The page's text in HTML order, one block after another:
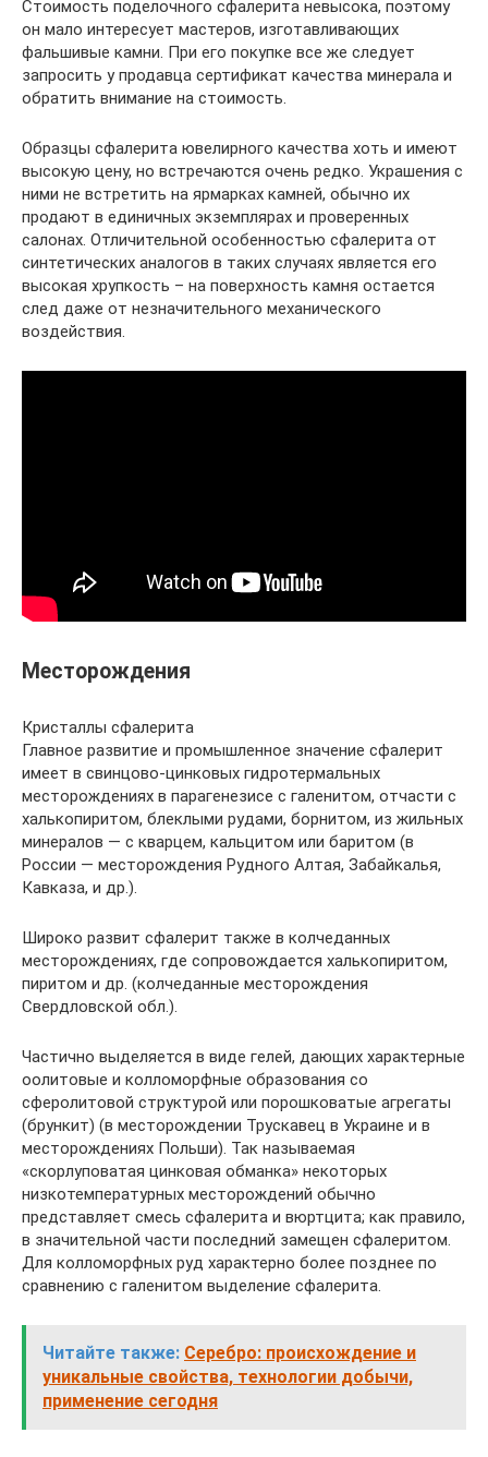
Стоимость поделочного сфалерита невысока, поэтому
он мало интересует мастеров, изготавливающих
фальшивые камни. При его покупке все же следует
запросить у продавца сертификат качества минерала и
обратить внимание на стоимость.
Образцы сфалерита ювелирного качества хоть и имеют
высокую цену, но встречаются очень редко. Украшения с
ними не встретить на ярмарках камней, обычно их
продают в единичных экземплярах и проверенных
салонах. Отличительной особенностью сфалерита от
синтетических аналогов в таких случаях является его
высокая хрупкость – на поверхность камня остается
след даже от незначительного механического
воздействия.
Месторождения
Кристаллы сфалерита
Главное развитие и промышленное значение сфалерит
имеет в свинцово-цинковых гидротермальных
месторождениях в парагенезисе с галенитом, отчасти с
халькопиритом, блеклыми рудами, борнитом, из жильных
минералов — с кварцем, кальцитом или баритом (в
России — месторождения Рудного Алтая, Забайкалья,
Кавказа, и др.).
Широко развит сфалерит также в колчеданных
месторождениях, где сопровождается халькопиритом,
пиритом и др. (колчеданные месторождения
Свердловской обл.).
Частично выделяется в виде гелей, дающих характерные
оолитовые и колломорфные образования со
сферолитовой структурой или порошковатые агрегаты
(брункит) (в месторождении Трускавец в Украине и в
месторождениях Польши). Так называемая
«скорлуповатая цинковая обманка» некоторых
низкотемпературных месторождений обычно
представляет смесь сфалерита и вюртцита; как правило,
в значительной части последний замещен сфалеритом.
Для колломорфных руд характерно более позднее по
сравнению с галенитом выделение сфалерита.
Читайте также: Серебро: происхождение и
уникальные свойства, технологии добычи,
применение сегодня